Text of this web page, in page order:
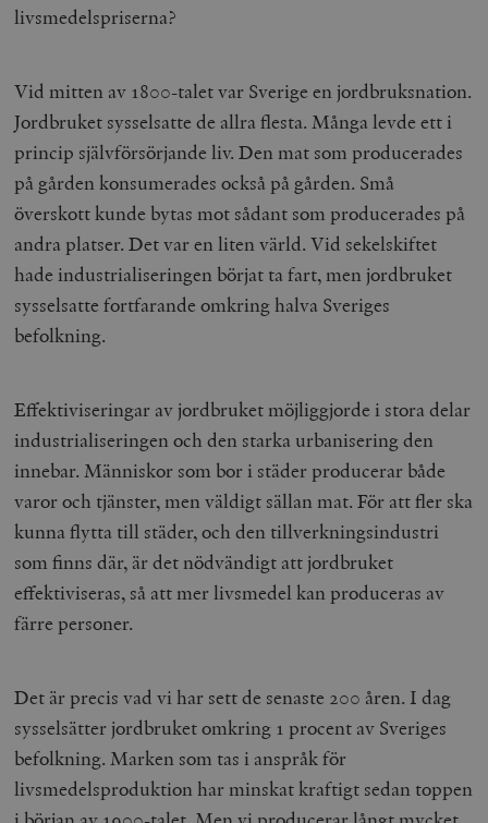
livsmedelspriserna?
Vid mitten av 1800-talet var Sverige en jordbruksnation.
Jordbruket sysselsatte de allra flesta. Många levde ett i
princip självförsörjande liv. Den mat som producerades
på gården konsumerades också på gården. Små
överskott kunde bytas mot sådant som producerades på
andra platser. Det var en liten värld. Vid sekelskiftet
hade industrialiseringen börjat ta fart, men jordbruket
sysselsatte fortfarande omkring halva Sveriges
befolkning.
Effektiviseringar av jordbruket möjliggjorde i stora delar
industrialiseringen och den starka urbanisering den
innebar. Människor som bor i städer producerar både
varor och tjänster, men väldigt sällan mat. För att fler ska
kunna flytta till städer, och den tillverkningsindustri
som finns där, är det nödvändigt att jordbruket
effektiviseras, så att mer livsmedel kan produceras av
färre personer.
Det är precis vad vi har sett de senaste 200 åren. I dag
sysselsätter jordbruket omkring 1 procent av Sveriges
befolkning. Marken som tas i anspråk för
livsmedelsproduktion har minskat kraftigt sedan toppen